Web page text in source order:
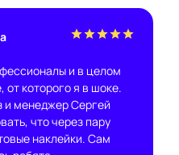
и в целом
которого я в шоке.
и менеджер Сергей
что через пару
наклейки. Сам